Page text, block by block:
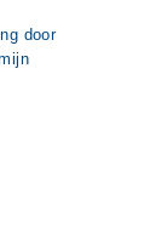
door